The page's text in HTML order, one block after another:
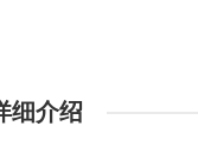
细介绍